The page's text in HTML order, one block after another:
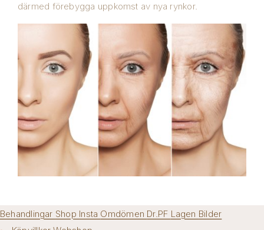
därmed förebygga uppkomst av nya rynkor.
Behandlingar Shop Insta Omdömen Dr.PF Lagen Bilder